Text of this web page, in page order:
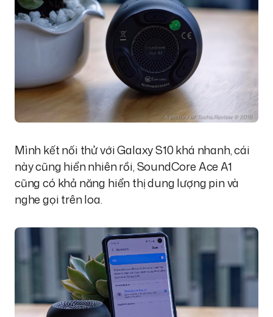
Mình kết nối thử với Galaxy S10 khá nhanh, cái
này cũng hiển nhiên rồi, SoundCore Ace A1
cũng có khả năng hiển thị dung lượng pin và
nghe gọi trên loa.